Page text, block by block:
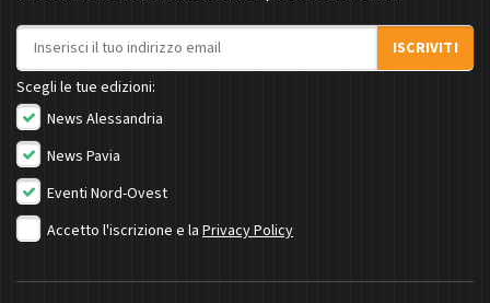
Indirizzo email
ISCRIVITI
Scegli le tue edizioni:
News Alessandria
News Pavia
Eventi Nord-Ovest
Accetto l'iscrizione e la Privacy Policy